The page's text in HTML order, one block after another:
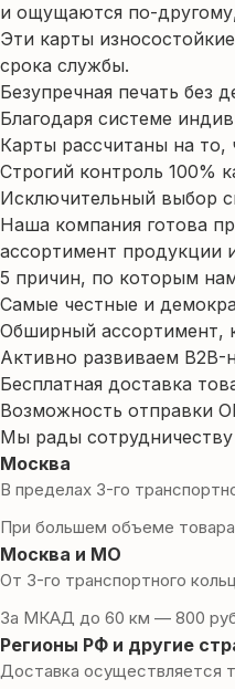
и ощущаются по-
Эти карты
срока службы.
Безупречная печать без
Благодаря системе
Карты рассчитаны на то,
Cтрогий контроль 100%
Исключительный выбор
Наша компания готова
ассортимент продукции
5 причин, по которым
Самые честные и
Обширный ассортимент,
Активно развиваем
Бесплатная доставка
Возможность отправки
Мы рады
Москва
В пределах 3-го
При большем объеме
Москва и МО
От 3-го транспортного
За МКАД до 60 км — 800
Регионы РФ и другие
Доставка осуществляется